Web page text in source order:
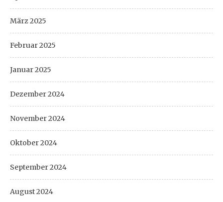
März 2025
Februar 2025
Januar 2025
Dezember 2024
November 2024
Oktober 2024
September 2024
August 2024